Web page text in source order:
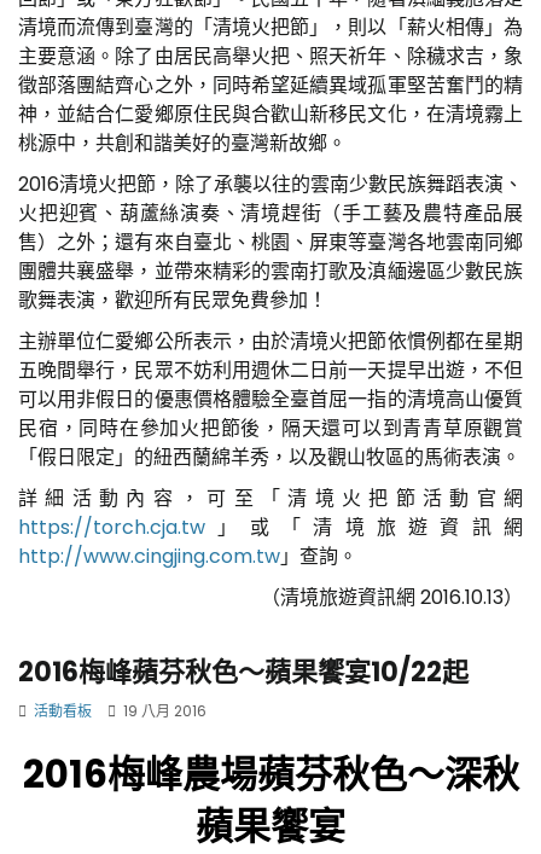
清境而流傳到臺灣的「清境火把節」，則以「薪火相傳」為
主要意涵。除了由居民高舉火把、照天祈年、除穢求吉，象
徵部落團結齊心之外，同時希望延續異域孤軍堅苦奮鬥的精
神，並結合仁愛鄉原住民與合歡山新移民文化，在清境霧上
桃源中，共創和諧美好的臺灣新故鄉。
2016清境火把節，除了承襲以往的雲南少數民族舞蹈表演、
火把迎賓、葫蘆絲演奏、清境趕街（手工藝及農特產品展
售）之外；還有來自臺北、桃園、屏東等臺灣各地雲南同鄉
團體共襄盛舉，並帶來精彩的雲南打歌及滇緬邊區少數民族
歌舞表演，歡迎所有民眾免費參加！
主辦單位仁愛鄉公所表示，由於清境火把節依慣例都在星期
五晚間舉行，民眾不妨利用週休二日前一天提早出遊，不但
可以用非假日的優惠價格體驗全臺首屈一指的清境高山優質
民宿，同時在參加火把節後，隔天還可以到青青草原觀賞
「假日限定」的紐西蘭綿羊秀，以及觀山牧區的馬術表演。
詳細活動內容，可至「清境火把節活動官網
https://torch.cja.tw 」或「清境旅遊資訊網
http://www.cingjing.com.tw」查詢。
（清境旅遊資訊網 2016.10.13）
2016梅峰蘋芬秋色～蘋果饗宴10/22起
活動看板 19 八月 2016
2016梅峰農場蘋芬秋色～深秋
蘋果饗宴